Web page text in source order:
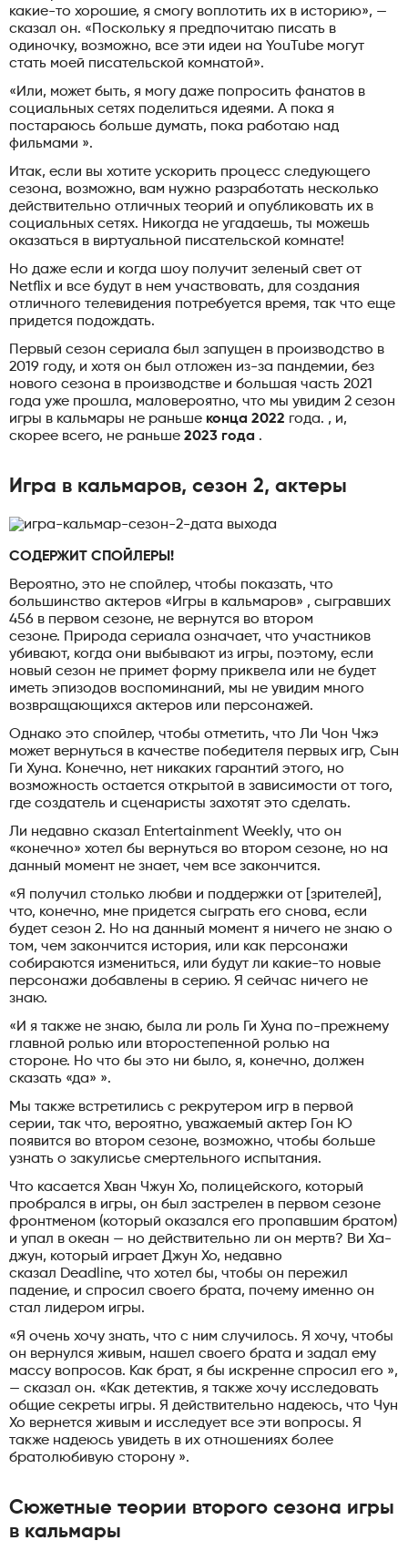
какие-то хорошие, я смогу воплотить их в историю», —
сказал он. «Поскольку я предпочитаю писать в
одиночку, возможно, все эти идеи на YouTube могут
стать моей писательской комнатой».
«Или, может быть, я могу даже попросить фанатов в
социальных сетях поделиться идеями. А пока я
постараюсь больше думать, пока работаю над
фильмами ».
Итак, если вы хотите ускорить процесс следующего
сезона, возможно, вам нужно разработать несколько
действительно отличных теорий и опубликовать их в
социальных сетях. Никогда не угадаешь, ты можешь
оказаться в виртуальной писательской комнате!
Но даже если и когда шоу получит зеленый свет от
Netflix и все будут в нем участвовать, для создания
отличного телевидения потребуется время, так что еще
придется подождать.
Первый сезон сериала был запущен в производство в
2019 году, и хотя он был отложен из-за пандемии, без
нового сезона в производстве и большая часть 2021
года уже прошла, маловероятно, что мы увидим 2 сезон
игры в кальмары не раньше конца 2022 года. , и,
скорее всего, не раньше 2023 года .
Игра в кальмаров, сезон 2, актеры
СОДЕРЖИТ СПОЙЛЕРЫ!
Вероятно, это не спойлер, чтобы показать, что
большинство актеров «Игры в кальмаров» , сыгравших
456 в первом сезоне, не вернутся во втором
сезоне. Природа сериала означает, что участников
убивают, когда они выбывают из игры, поэтому, если
новый сезон не примет форму приквела или не будет
иметь эпизодов воспоминаний, мы не увидим много
возвращающихся актеров или персонажей.
Однако это спойлер, чтобы отметить, что Ли Чон Чжэ
может вернуться в качестве победителя первых игр, Сын
Ги Хуна. Конечно, нет никаких гарантий этого, но
возможность остается открытой в зависимости от того,
где создатель и сценаристы захотят это сделать.
Ли недавно сказал Entertainment Weekly, что он
«конечно» хотел бы вернуться во втором сезоне, но на
данный момент не знает, чем все закончится.
«Я получил столько любви и поддержки от [зрителей],
что, конечно, мне придется сыграть его снова, если
будет сезон 2. Но на данный момент я ничего не знаю о
том, чем закончится история, или как персонажи
собираются измениться, или будут ли какие-то новые
персонажи добавлены в серию. Я сейчас ничего не
знаю.
«И я также не знаю, была ли роль Ги Хуна по-прежнему
главной ролью или второстепенной ролью на
стороне. Но что бы это ни было, я, конечно, должен
сказать «да» ».
Мы также встретились с рекрутером игр в первой
серии, так что, вероятно, уважаемый актер Гон Ю
появится во втором сезоне, возможно, чтобы больше
узнать о закулисье смертельного испытания.
Что касается Хван Чжун Хо, полицейского, который
пробрался в игры, он был застрелен в первом сезоне
фронтменом (который оказался его пропавшим братом)
и упал в океан — но действительно ли он мертв? Ви Ха-
джун, который играет Джун Хо, недавно
сказал Deadline, что хотел бы, чтобы он пережил
падение, и спросил своего брата, почему именно он
стал лидером игры.
«Я очень хочу знать, что с ним случилось. Я хочу, чтобы
он вернулся живым, нашел своего брата и задал ему
массу вопросов. Как брат, я бы искренне спросил его »,
— сказал он. «Как детектив, я также хочу исследовать
общие секреты игры. Я действительно надеюсь, что Чун
Хо вернется живым и исследует все эти вопросы. Я
также надеюсь увидеть в их отношениях более
братолюбивую сторону ».
Сюжетные теории второго сезона игры
в кальмары